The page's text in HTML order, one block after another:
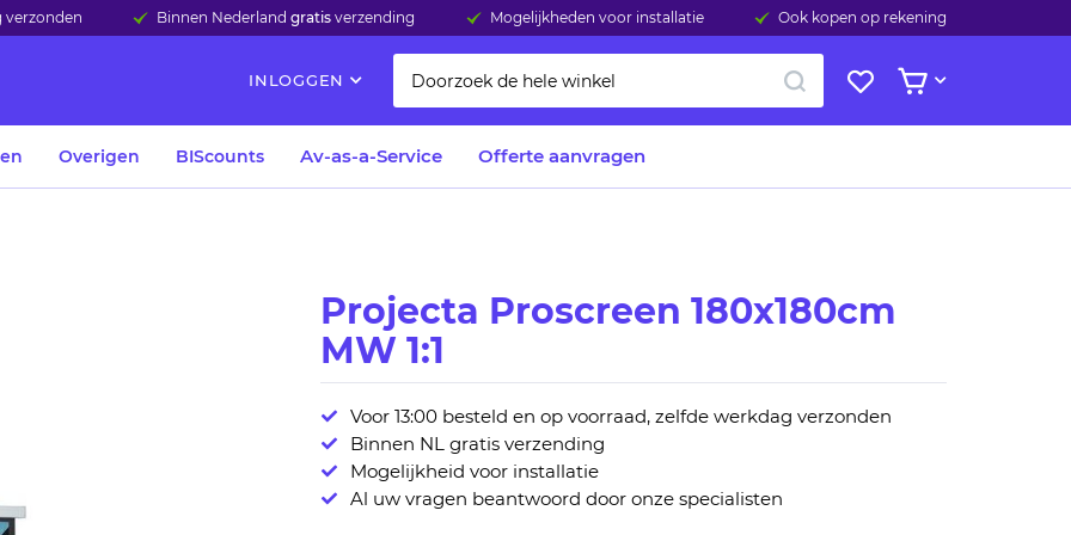
verzonden Binnen Nederlandgratis verzending Mogelijkheden voor installatie Ook kopen op rekening
INLOGGEN ZOEK
Mijn
verlanglijst
Bekijk
Overigen BIScounts Av-as-a-Service Offerte aanvragen
Projecta Proscreen 180x180cm
MW 1:1
Voor 13:00 besteld en op voorraad, zelfde werkdag verzonden
Binnen NL gratis verzending
Mogelijkheid voor installatie
Al uw vragen beantwoord door onze specialisten